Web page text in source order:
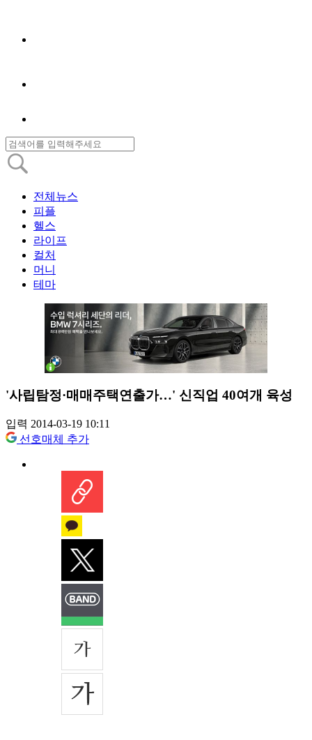
전체뉴스
피플
헬스
라이프
컬처
머니
테마
'사립탐정·매매주택연출가…' 신직업 40여개 육성
입력 2014-03-19 10:11
선호매체 추가